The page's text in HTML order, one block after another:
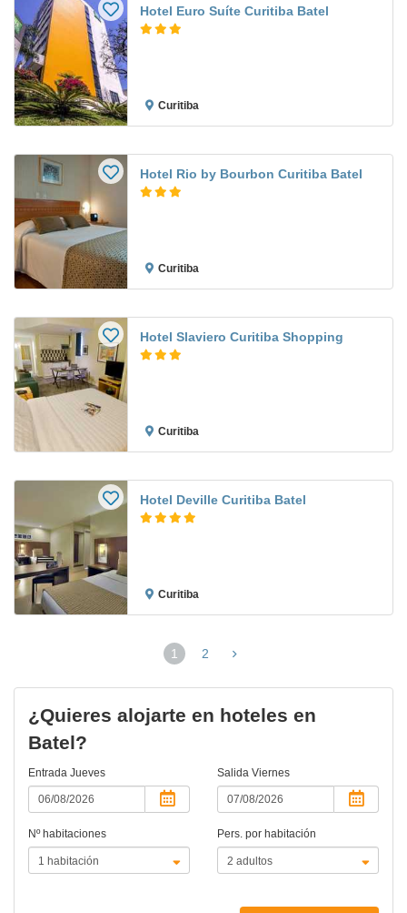
Hotel Euro Suíte Curitiba Batel
Curitiba
Hotel Rio by Bourbon Curitiba Batel
Curitiba
Hotel Slaviero Curitiba Shopping
Curitiba
Hotel Deville Curitiba Batel
Curitiba
1
(página
2
¿Quieres alojarte en hoteles en
Batel?
Entrada Jueves Salida Viernes
Nº habitaciones Pers. por habitación